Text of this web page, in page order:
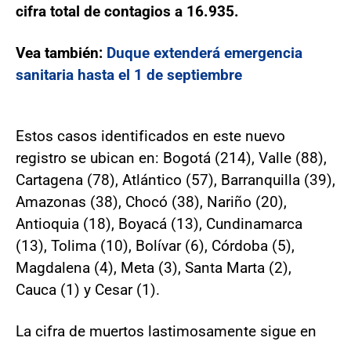
cifra total de contagios a 16.935.
Vea también: Duque extenderá emergencia
sanitaria hasta el 1 de septiembre
Estos casos identificados en este nuevo
registro se ubican en: Bogotá (214), Valle (88),
Cartagena (78), Atlántico (57), Barranquilla (39),
Amazonas (38), Chocó (38), Nariño (20),
Antioquia (18), Boyacá (13), Cundinamarca
(13), Tolima (10), Bolívar (6), Córdoba (5),
Magdalena (4), Meta (3), Santa Marta (2),
Cauca (1) y Cesar (1).
La cifra de muertos lastimosamente sigue en